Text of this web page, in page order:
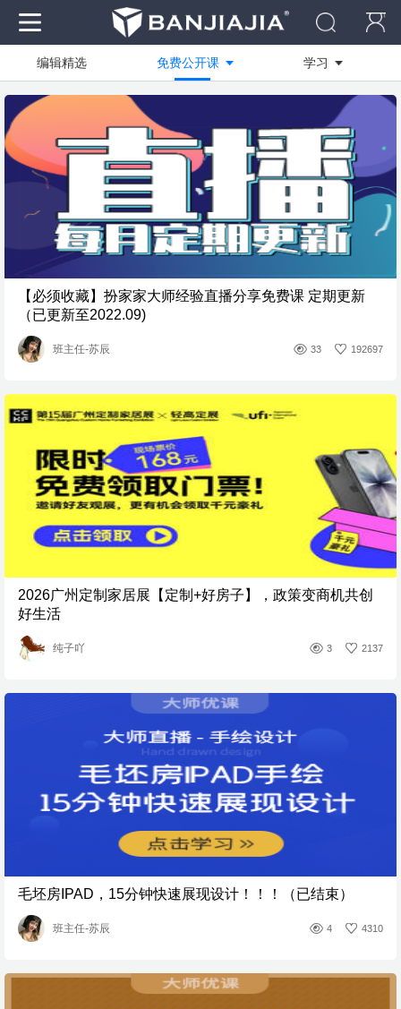
编辑精选 免费公开课 学习
资料
社区
电脑
商业快速
写实渲染
临摹作品
学员作品
活动作品
技能方向
绘图软件
设计创作
装修工艺
【必须收藏】扮家家大师经验直播分享免费课 定期更新
（已更新至2022.09)
班主任-苏辰 33 192697
2026广州定制家居展【定制+好房子】，政策变商机共创
好生活
纯子吖 3 2137
毛坯房IPAD，15分钟快速展现设计！！！（已结束）
班主任-苏辰 4 4310